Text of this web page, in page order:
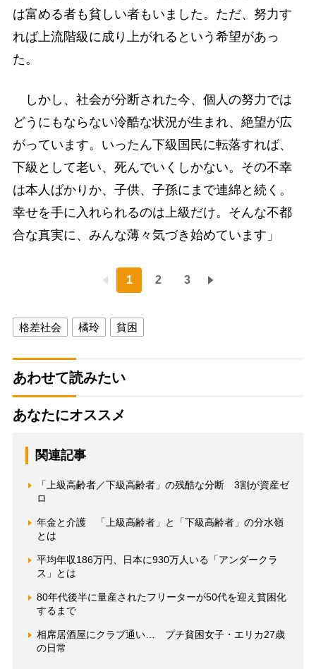
は富める者も貧しい者もいました。ただ、努力す
れば上流階級に成り上がれるという希望があっ
た。
しかし、社会が分断された今、個人の努力では
どうにもならない冷酷な状況が生まれ、絶望が広
がっています。いったん下級国民に転落すれば、
下級として老い、死んでいくしかない。その不幸
は本人ばかりか、子供、子孫にまで連綿と続く。
幸せを手に入れられるのは上級だけ。そんな不都
合な真実に、みんな薄々気づき始めています」
1 2 3
格差社会 橘玲 貧困
あわせて読みたい
あなたにオススメ
関連記事
「上級高齢者／下級高齢者」の残酷な分断 3割が資産ゼ
ロ
年金と介護 「上級高齢者」と「下級高齢者」の分水嶺
とは
平均年収186万円、日本に930万人いる「アンダークラ
ス」とは
80年代後半に量産されたフリーターが50代を迎え貧困化
するまで
相席居酒屋にクラブ通い… プチ貧困女子・エリカ27歳
の日常